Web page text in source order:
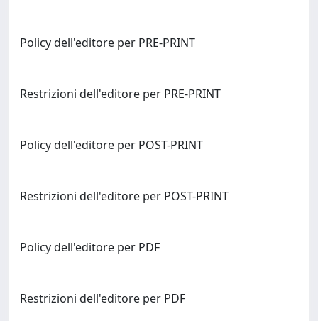
Policy dell'editore per PRE-PRINT
Restrizioni dell'editore per PRE-PRINT
Policy dell'editore per POST-PRINT
Restrizioni dell'editore per POST-PRINT
Policy dell'editore per PDF
Restrizioni dell'editore per PDF